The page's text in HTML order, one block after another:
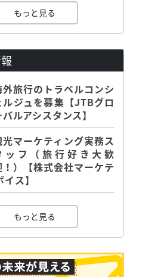
もっと見る
外旅行のトラベルコンシ
ルジュを募集【JTBグロ
バルアシスタンス】
光マーケティング実務ス
ッフ（旅行好き大歓
！）【株式会社マーケテ
ス】
もっと見る